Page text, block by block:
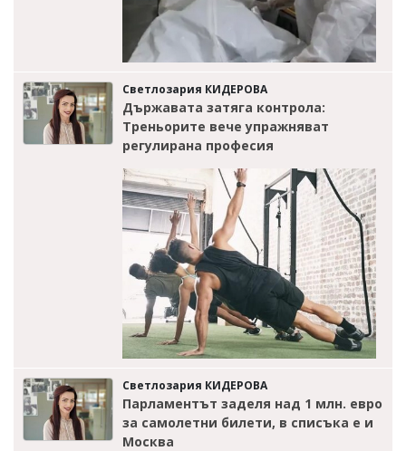
Светлозария КИДЕРОВА
Държавата затяга контрола:
Треньорите вече упражняват
регулирана професия
Светлозария КИДЕРОВА
Парламентът заделя над 1 млн. евро
за самолетни билети, в списъка е и
Москва